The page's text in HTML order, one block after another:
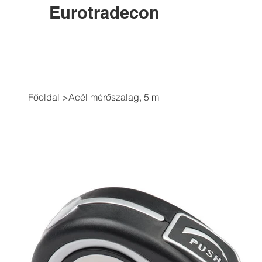
Eurotradecon
Főoldal >Acél mérőszalag, 5 m